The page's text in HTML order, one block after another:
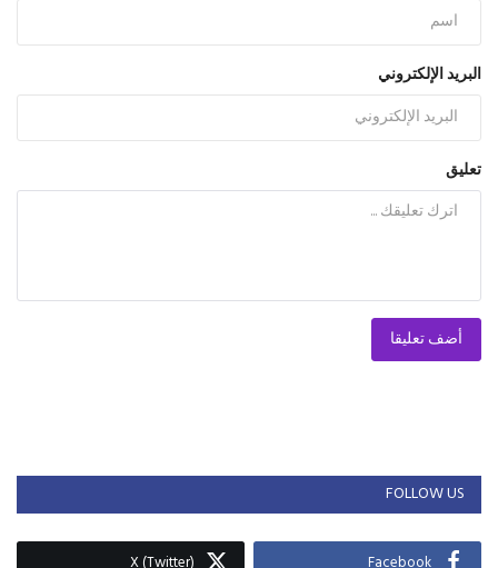
البريد الإلكتروني
تعليق
أضف تعليقا
FOLLOW US
Facebook
X (Twitter)